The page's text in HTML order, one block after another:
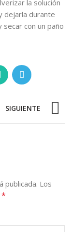
la solución
dejarla durante
secar con un paño
SIGUIENTE
publicada. Los
*